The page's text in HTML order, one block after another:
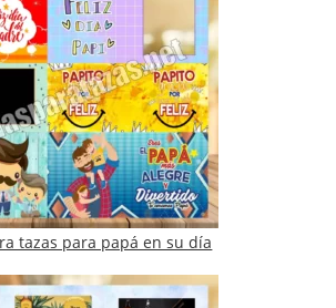
tazas para papá en su día